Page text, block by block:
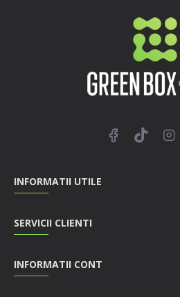
INFORMATII UTILE
SERVICII CLIENTI
INFORMATII CONT